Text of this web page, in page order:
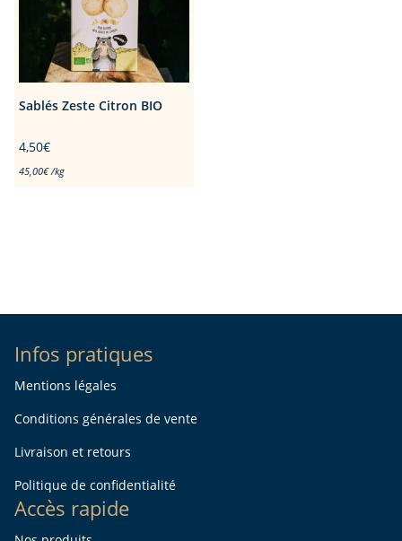
Sablés Zeste Citron BIO
4,50€
45,00€ /kg
Infos pratiques
Mentions légales
Conditions générales de vente
Livraison et retours
Politique de confidentialité
Accès rapide